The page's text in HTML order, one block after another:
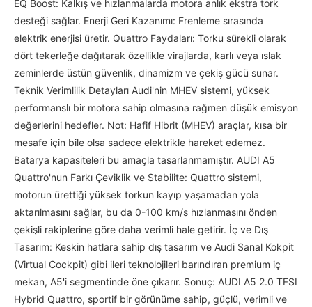
EQ Boost: Kalkış ve hızlanmalarda motora anlık ekstra tork
desteği sağlar. Enerji Geri Kazanımı: Frenleme sırasında
elektrik enerjisi üretir. Quattro Faydaları: Torku sürekli olarak
dört tekerleğe dağıtarak özellikle virajlarda, karlı veya ıslak
zeminlerde üstün güvenlik, dinamizm ve çekiş gücü sunar.
Teknik Verimlilik Detayları Audi'nin MHEV sistemi, yüksek
performanslı bir motora sahip olmasına rağmen düşük emisyon
değerlerini hedefler. Not: Hafif Hibrit (MHEV) araçlar, kısa bir
mesafe için bile olsa sadece elektrikle hareket edemez.
Batarya kapasiteleri bu amaçla tasarlanmamıştır. AUDI A5
Quattro'nun Farkı Çeviklik ve Stabilite: Quattro sistemi,
motorun ürettiği yüksek torkun kayıp yaşamadan yola
aktarılmasını sağlar, bu da 0-100 km/s hızlanmasını önden
çekişli rakiplerine göre daha verimli hale getirir. İç ve Dış
Tasarım: Keskin hatlara sahip dış tasarım ve Audi Sanal Kokpit
(Virtual Cockpit) gibi ileri teknolojileri barındıran premium iç
mekan, A5'i segmentinde öne çıkarır. Sonuç: AUDI A5 2.0 TFSI
Hybrid Quattro, sportif bir görünüme sahip, güçlü, verimli ve